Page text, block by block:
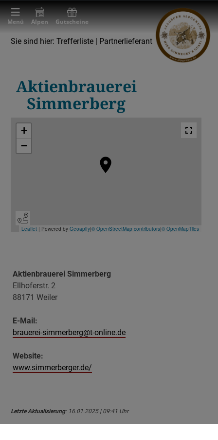
Menü Alpen Gutscheine
Sie sind hier: Trefferliste | Partnerlieferant
Aktienbrauerei
Simmerberg
Aktienbrauerei Simmerberg
Ellhoferstr. 2
88171 Weiler
E-Mail:
brauerei-simmerberg@t-online.de
Website:
www.simmerberger.de/
Letzte Aktualisierung: 16.01.2025 | 09:41 Uhr